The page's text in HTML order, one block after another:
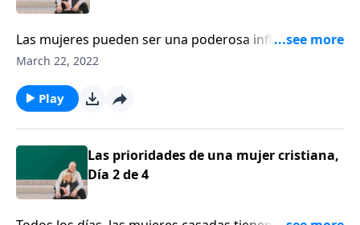
Las mujeres pueden ser una poderosa influencia para
el bien en la familia. Bárbara Rainey anima a las
tercer llamado esencial de Dios para sus vidas, el ser
mujeres que cambian el mundo.
March 22, 2022
Play
Las prioridades de una mujer cristiana,
Día 2 de 4